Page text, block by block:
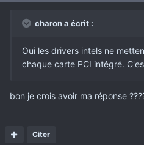
charon a écrit :
Oui les drivers intels ne
chaque carte PCI intégré.
bon je crois avoir ma réponse
Citer